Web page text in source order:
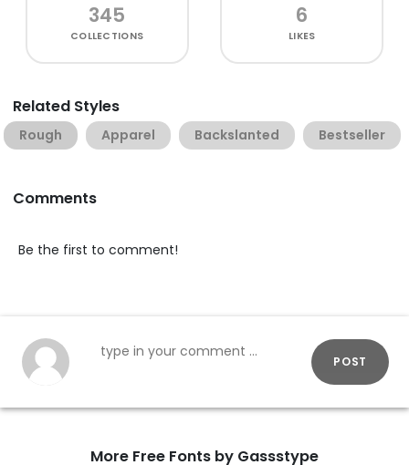
345
COLLECTIONS
6
LIKES
Related Styles
Rough Apparel Backslanted Bestseller
Comments
Be the first to comment!
POST
More Free Fonts by Gassstype